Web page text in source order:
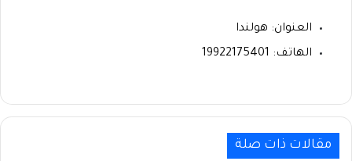
العنوان: هولندا
الهاتف: 19922175401
مقالات ذات صلة